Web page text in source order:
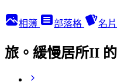
相簿 部落格 名片
旅。緩慢居所II